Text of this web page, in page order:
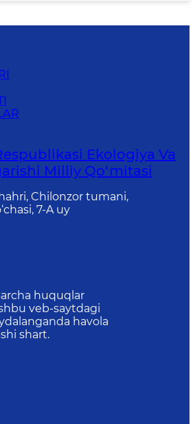
Ekologiya Va
Milliy Qo‘mitasi
Chilonzor tumani,
7-A uy
huquqlar
veb-saytdagi
havola
shart.